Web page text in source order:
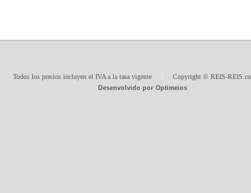
Todos los precios incluyen el IVA a la tasa vigente Copyright © REIS-
Desenvolvido por Optimeios